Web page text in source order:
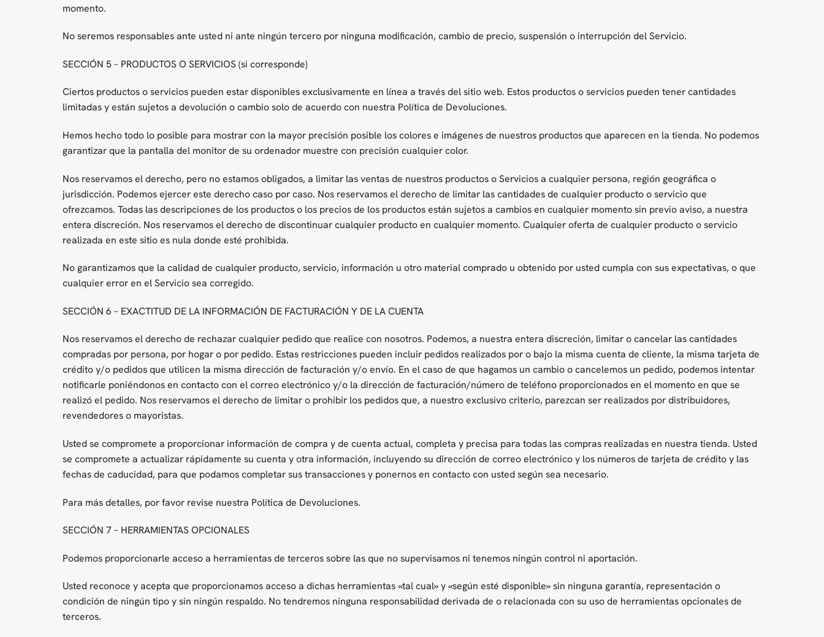
momento.
No seremos responsables ante usted ni ante ningún tercero por ninguna modificación, cambio de precio, suspensión o interrupción del Servicio.
SECCIÓN 5 – PRODUCTOS O SERVICIOS (si corresponde)
Ciertos productos o servicios pueden estar disponibles exclusivamente en línea a través del sitio web. Estos productos o servicios pueden tener cantidades
limitadas y están sujetos a devolución o cambio solo de acuerdo con nuestra Política de Devoluciones.
Hemos hecho todo lo posible para mostrar con la mayor precisión posible los colores e imágenes de nuestros productos que aparecen en la tienda. No podemos
garantizar que la pantalla del monitor de su ordenador muestre con precisión cualquier color.
Nos reservamos el derecho, pero no estamos obligados, a limitar las ventas de nuestros productos o Servicios a cualquier persona, región geográfica o
jurisdicción. Podemos ejercer este derecho caso por caso. Nos reservamos el derecho de limitar las cantidades de cualquier producto o servicio que
ofrezcamos. Todas las descripciones de los productos o los precios de los productos están sujetos a cambios en cualquier momento sin previo aviso, a nuestra
entera discreción. Nos reservamos el derecho de discontinuar cualquier producto en cualquier momento. Cualquier oferta de cualquier producto o servicio
realizada en este sitio es nula donde esté prohibida.
No garantizamos que la calidad de cualquier producto, servicio, información u otro material comprado u obtenido por usted cumpla con sus expectativas, o que
cualquier error en el Servicio sea corregido.
SECCIÓN 6 – EXACTITUD DE LA INFORMACIÓN DE FACTURACIÓN Y DE LA CUENTA
Nos reservamos el derecho de rechazar cualquier pedido que realice con nosotros. Podemos, a nuestra entera discreción, limitar o cancelar las cantidades
compradas por persona, por hogar o por pedido. Estas restricciones pueden incluir pedidos realizados por o bajo la misma cuenta de cliente, la misma tarjeta de
crédito y/o pedidos que utilicen la misma dirección de facturación y/o envío. En el caso de que hagamos un cambio o cancelemos un pedido, podemos intentar
notificarle poniéndonos en contacto con el correo electrónico y/o la dirección de facturación/número de teléfono proporcionados en el momento en que se
realizó el pedido. Nos reservamos el derecho de limitar o prohibir los pedidos que, a nuestro exclusivo criterio, parezcan ser realizados por distribuidores,
revendedores o mayoristas.
Usted se compromete a proporcionar información de compra y de cuenta actual, completa y precisa para todas las compras realizadas en nuestra tienda. Usted
se compromete a actualizar rápidamente su cuenta y otra información, incluyendo su dirección de correo electrónico y los números de tarjeta de crédito y las
fechas de caducidad, para que podamos completar sus transacciones y ponernos en contacto con usted según sea necesario.
Para más detalles, por favor revise nuestra Política de Devoluciones.
SECCIÓN 7 – HERRAMIENTAS OPCIONALES
Podemos proporcionarle acceso a herramientas de terceros sobre las que no supervisamos ni tenemos ningún control ni aportación.
Usted reconoce y acepta que proporcionamos acceso a dichas herramientas «tal cual» y «según esté disponible» sin ninguna garantía, representación o
condición de ningún tipo y sin ningún respaldo. No tendremos ninguna responsabilidad derivada de o relacionada con su uso de herramientas opcionales de
terceros.